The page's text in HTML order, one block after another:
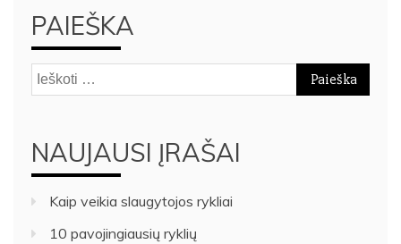
PAIEŠKA
Ieškoti:
NAUJAUSI ĮRAŠAI
Kaip veikia slaugytojos rykliai
10 pavojingiausių ryklių